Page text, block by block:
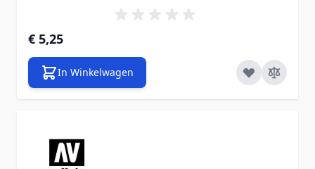
€ 5,25
In Winkelwagen